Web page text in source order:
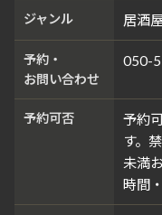
ジャンル 居酒
予約・
お問い合わせ
050-
予約可否
予約
す。
未満
時間